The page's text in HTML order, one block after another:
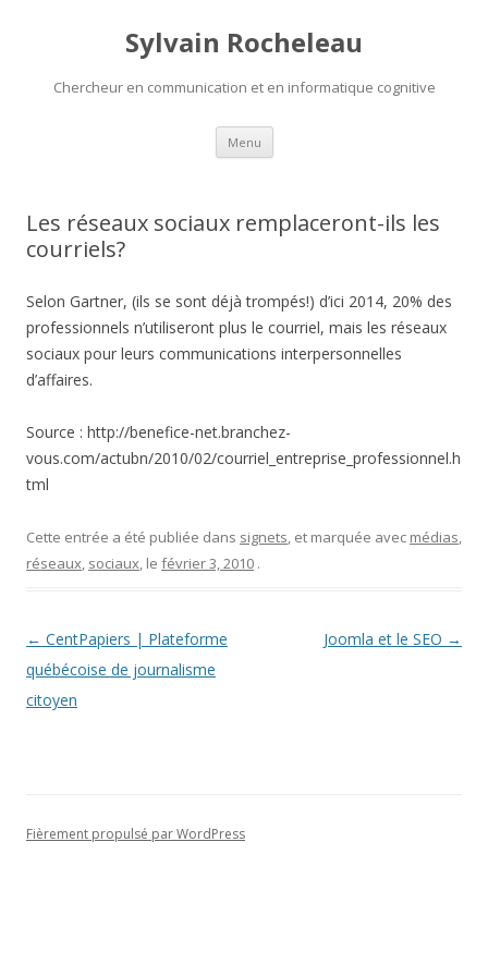
Sylvain Rocheleau
Chercheur en communication et en informatique cognitive
Menu Aller au contenu principal
Les réseaux sociaux remplaceront-ils les
courriels?
Selon Gartner, (ils se sont déjà trompés!) d’ici 2014, 20% des
professionnels n’utiliseront plus le courriel, mais les réseaux
sociaux pour leurs communications interpersonnelles
d’affaires.
Source : http://benefice-net.branchez-
vous.com/actubn/2010/02/courriel_entreprise_professionnel.h
tml
Cette entrée a été publiée dans signets, et marquée avec médias,
réseaux, sociaux, le février 3, 2010 .
Navigation des articles
← CentPapiers | Plateforme
québécoise de journalisme
citoyen
Joomla et le SEO →
Fièrement propulsé par WordPress